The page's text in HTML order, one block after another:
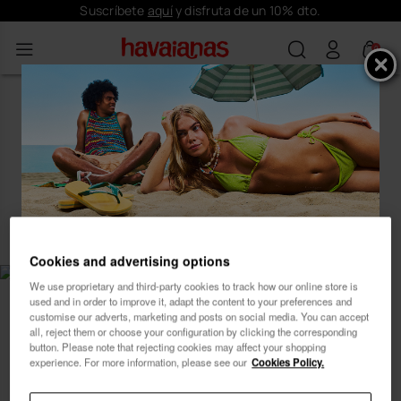
Suscríbete aquíy disfruta de un 10% dto.
0
Suscríbete y recibe
10% dto.
Mujer Hombre
Cookies and advertising options
We use proprietary and third-party cookies to track how our online store is
used and in order to improve it, adapt the content to your preferences and
customise our adverts, marketing and posts on social media. You can accept
all, reject them or choose your configuration by clicking the corresponding
button. Please note that rejecting cookies may affect your shopping
experience. For more information, please see our Cookies Policy.